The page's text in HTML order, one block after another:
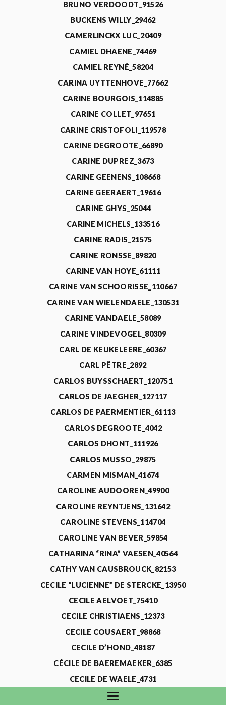
BRUNO VERDOODT_91526
BUCKENS WILLY_29462
CAMERLINCKX LUC_20409
CAMIEL DHAENE_74469
CAMIEL REYNÉ_58204
CARINA UYTTENHOVE_77662
CARINE BOURGOIS_114885
CARINE COLLET_97651
CARINE CRISTOFOLI_119578
CARINE DEGROOTE_66890
CARINE DUPREZ_3673
CARINE GEENENS_108668
CARINE GEERAERT_19616
CARINE GHYS_25044
CARINE MICHELS_133516
CARINE RADIS_21575
CARINE RONSSE_89820
CARINE VAN HOYE_61111
CARINE VAN SCHOORISSE_110667
CARINE VAN WIELENDAELE_130531
CARINE VANDAELE_58089
CARINE VINDEVOGEL_80309
CARL DE KEUKELEERE_60367
CARL PÊTRE_2892
CARLOS BUYSSCHAERT_120751
CARLOS DE JAEGHER_127117
CARLOS DE PAERMENTIER_61113
CARLOS DEGROOTE_4042
CARLOS DHONT_111926
CARLOS MUSSO_29875
CARMEN MISMAN_41674
CAROLINE AUDOOREN_49900
CAROLINE REYNTJENS_131642
CAROLINE STEVENS_114704
CAROLINE VAN BEVER_59854
CATHARINA “RINA” VAESEN_40564
CATHY VAN CAUSBROUCK_82153
CECILE “LUCIENNE” DE STERCKE_13950
CECILE AELVOET_75410
CECILE CHRISTIAENS_12373
CECILE COUSAERT_98868
CECILE D’HOND_48187
CÉCILE DE BAEREMAEKER_6385
CECILE DE WAELE_4731
CECILE DEVOS_115318